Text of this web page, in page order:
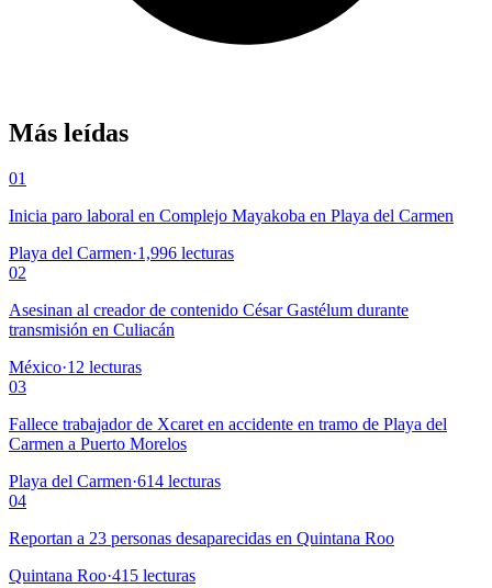
Más leídas
01
Inicia paro laboral en Complejo Mayakoba en Playa del Carmen
Playa del Carmen·1,996 lecturas
02
Asesinan al creador de contenido César Gastélum durante
transmisión en Culiacán
México·12 lecturas
03
Fallece trabajador de Xcaret en accidente en tramo de Playa del
Carmen a Puerto Morelos
Playa del Carmen·614 lecturas
04
Reportan a 23 personas desaparecidas en Quintana Roo
Quintana Roo·415 lecturas